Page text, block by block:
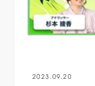
2023.09.20